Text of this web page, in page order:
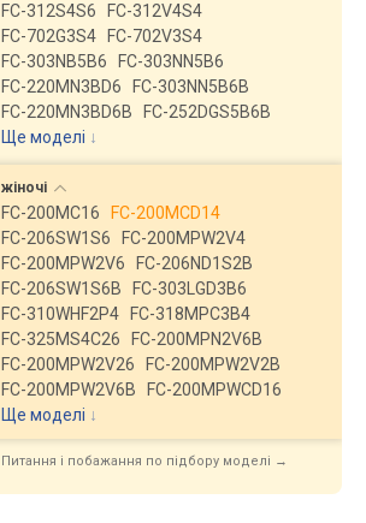
FC-312S4S6
FC-312V4S4
FC-702G3S4
FC-702V3S4
FC-303NB5B6
FC-303NN5B6
FC-220MN3BD6
FC-303NN5B6B
FC-220MN3BD6B
FC-252DGS5B6B
Ще моделі ↓
жіночі
FC-200MC16
FC-200MCD14
FC-206SW1S6
FC-200MPW2V4
FC-200MPW2V6
FC-206ND1S2B
FC-206SW1S6B
FC-303LGD3B6
FC-310WHF2P4
FC-318MPC3B4
FC-325MS4C26
FC-200MPN2V6B
FC-200MPW2V26
FC-200MPW2V2B
FC-200MPW2V6B
FC-200MPWCD16
Ще моделі ↓
Питання і побажання по підбору моделі →